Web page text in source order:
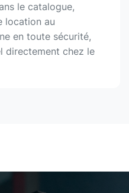
le catalogue,
location au
en toute sécurité,
directement chez le